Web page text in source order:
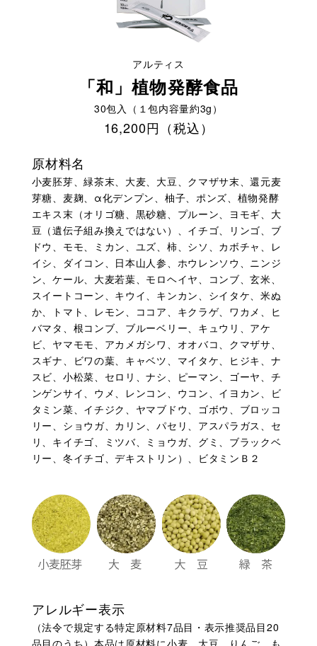
アルティス
「和」植物発酵食品
30包入（１包内容量約3g）
16,200円（税込）
原材料名
小麦胚芽、緑茶末、大麦、大豆、クマザサ末、還元麦
芽糖、麦麹、α化デンプン、柚子、ポンズ、植物発酵
エキス末（オリゴ糖、黒砂糖、プルーン、ヨモギ、大
豆（遺伝子組み換えではない）、イチゴ、リンゴ、ブ
ドウ、モモ、ミカン、ユズ、柿、シソ、カボチャ、レ
イシ、ダイコン、日本山人参、ホウレンソウ、ニンジ
ン、ケール、大麦若葉、モロヘイヤ、コンブ、玄米、
スイートコーン、キウイ、キンカン、シイタケ、米ぬ
か、トマト、レモン、ココア、キクラゲ、ワカメ、ヒ
バマタ、根コンブ、ブルーベリー、キュウリ、アケ
ビ、ヤマモモ、アカメガシワ、オオバコ、クマザサ、
スギナ、ビワの葉、キャベツ、マイタケ、ヒジキ、ナ
スビ、小松菜、セロリ、ナシ、ピーマン、ゴーヤ、チ
ンゲンサイ、ウメ、レンコン、ウコン、イヨカン、ビ
タミン菜、イチジク、ヤマブドウ、ゴボウ、ブロッコ
リー、ショウガ、カリン、パセリ、アスパラガス、セ
リ、キイチゴ、ミツバ、ミョウガ、グミ、ブラックベ
リー、冬イチゴ、デキストリン）、ビタミンＢ２
アレルギー表示
（法令で規定する特定原材料7品目・表示推奨品目20